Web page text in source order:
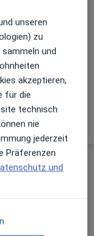
Versicherung
unseren
zu
und
akzeptieren,
für die
technisch
nie
jederzeit
Präferenzen
und